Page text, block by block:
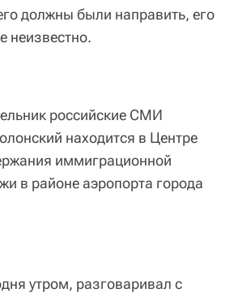
должны были направить, его
неизвестно.
российские СМИ
находится в Центре
иммиграционной
в районе аэропорта города
утром, разговаривал с